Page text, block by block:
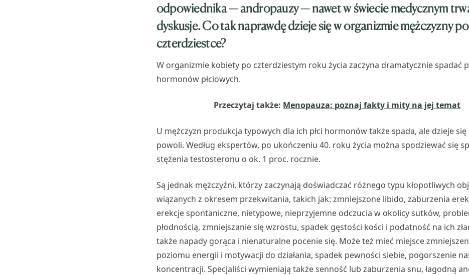
odpowiednika — andropauzy — nawet w świecie medycznym
dyskusje. Co tak naprawdę dzieje się w organizmie mężczyzny po
czterdziestce?
W organizmie kobiety po czterdziestym roku życia zaczyna dramatycznie spadać
hormonów płciowych.
Przeczytaj także: Menopauza: poznaj fakty i mity na jej temat
U mężczyzn produkcja typowych dla ich płci hormonów także spada, ale dzieje się
powoli. Według ekspertów, po ukończeniu 40. roku życia można spodziewać się
stężenia testosteronu o ok. 1 proc. rocznie.
Są jednak mężczyźni, którzy zaczynają doświadczać różnego typu kłopotliwych
wiązanych z okresem przekwitania, takich jak: zmniejszone libido, zaburzenia
erekcje spontaniczne, nietypowe, nieprzyjemne odczucia w okolicy sutków,
płodnością, zmniejszanie się wzrostu, spadek gęstości kości i podatność na ich
także napady gorąca i nienaturalne pocenie się. Może też mieć miejsce
poziomu energii i motywacji do działania, spadek pewności siebie, pogorszenie
koncentracji. Specjaliści wymieniają także senność lub zaburzenia snu, łagodną